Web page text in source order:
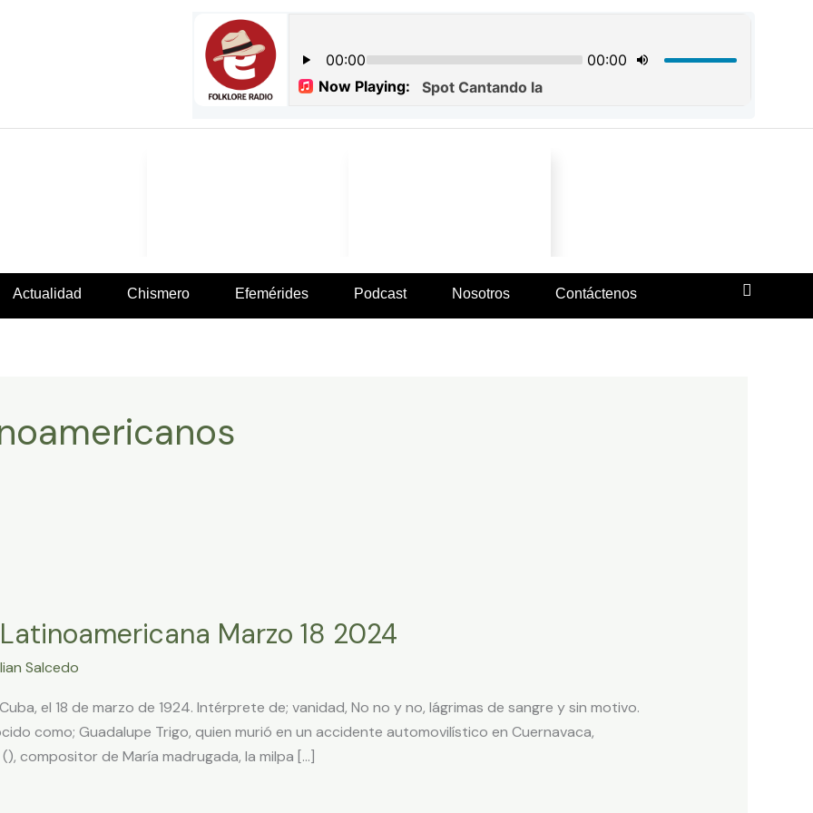
Actualidad Chismero Efemérides Podcast Nosotros Contáctenos
Marzo 18 2024
Salcedo
el 18 de marzo de 1924. Intérprete de; vanidad, No no y no, lágrimas de sangre y sin motivo.
como; Guadalupe Trigo, quien murió en un accidente automovilístico en Cuernavaca,
compositor de María madrugada, la milpa […]